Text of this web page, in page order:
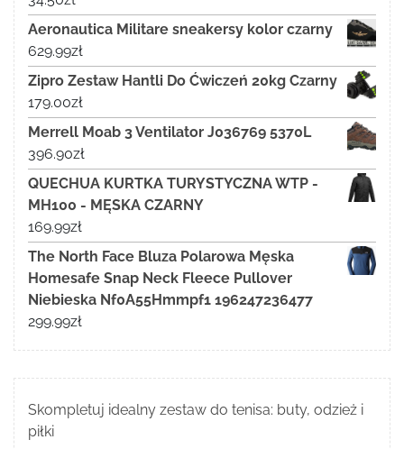
Aeronautica Militare sneakersy kolor czarny
629.99zł
Zipro Zestaw Hantli Do Ćwiczeń 20kg Czarny
179.00zł
Merrell Moab 3 Ventilator J036769 5370L
396.90zł
QUECHUA KURTKA TURYSTYCZNA WTP -
MH100 - MĘSKA CZARNY
169.99zł
The North Face Bluza Polarowa Męska
Homesafe Snap Neck Fleece Pullover
Niebieska Nf0A55Hmmpf1 196247236477
299.99zł
Skompletuj idealny zestaw do tenisa: buty, odzież i
piłki